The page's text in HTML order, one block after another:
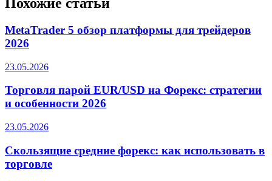
MetaTrader 5 обзор платформы для трейдеров
2026
23.05.2026
Торговля парой EUR/USD на Форекс: стратегии
и особенности 2026
23.05.2026
Скользящие средние форекс: как использовать в
торговле